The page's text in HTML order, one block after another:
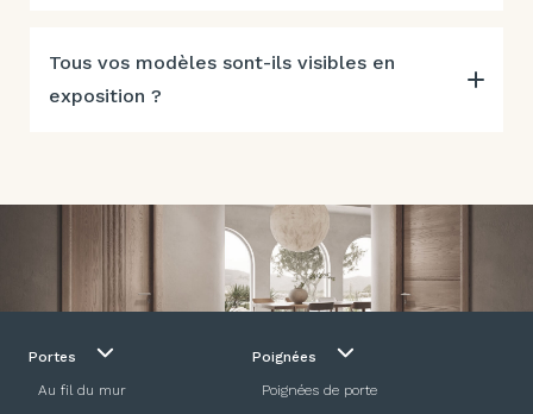
Tous vos modèles sont-ils visibles en
exposition ?
Portes
Au fil du mur
Poignées
Poignées de porte